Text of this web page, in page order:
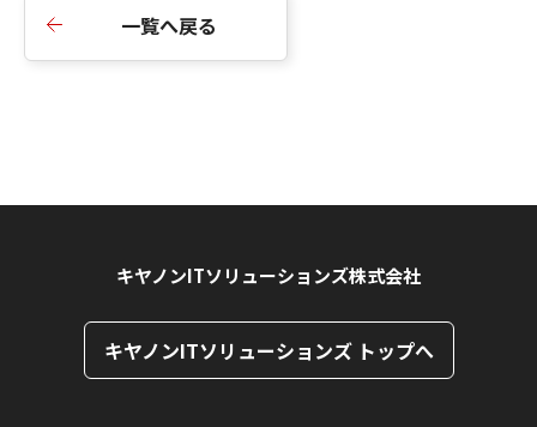
一覧へ戻る
キヤノンITソリューションズ株式会社
キヤノンITソリューションズ トップへ